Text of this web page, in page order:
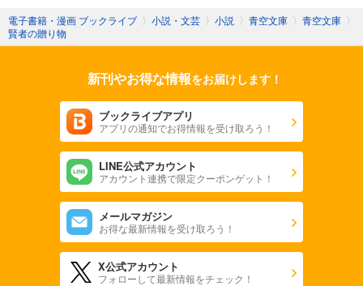
電子書籍・漫画 ブックライブ 〉 小説・文芸 〉 小説 〉 青空文庫 〉 青空文庫 〉
賢者の贈り物
新刊やお得な情報をお届けします！
ブックライブアプリ
アプリの通知でお得情報を受け取ろう！
LINE公式アカウント
アカウント連携で限定クーポンゲット！
メールマガジン
お得な最新情報を受け取ろう！
X公式アカウント
フォローして最新情報をチェック！